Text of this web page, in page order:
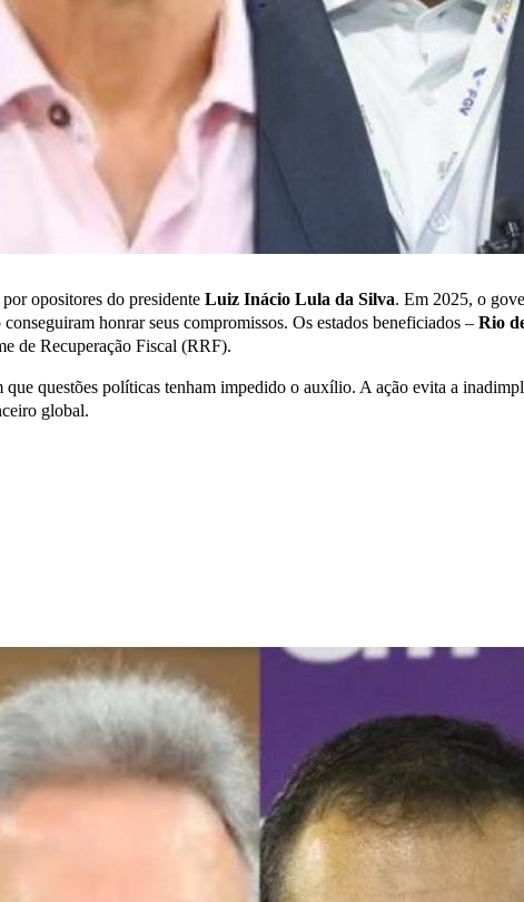
opositores do presidente Luiz Inácio Lula da Silva. Em 2025, o
honrar seus compromissos. Os estados beneficiados – Rio
de Recuperação Fiscal (RRF).
questões políticas tenham impedido o auxílio. A ação evita a
global.